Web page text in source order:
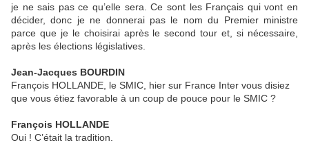
je ne sais pas ce qu’elle sera. Ce sont les Français qui vont en
décider, donc je ne donnerai pas le nom du Premier ministre
parce que je le choisirai après le second tour et, si nécessaire,
après les élections législatives.
Jean-Jacques BOURDIN
François HOLLANDE, le SMIC, hier sur France Inter vous disiez
que vous étiez favorable à un coup de pouce pour le SMIC ?
François HOLLANDE
Oui ! C’était la tradition.